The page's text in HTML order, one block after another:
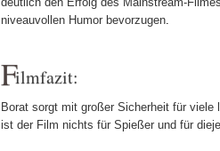
niveauvollen Humor bevorzugen
Filmfazit:
Borat sorgt mit großer Sicherheit für
ist der Film nichts für Spießer und für